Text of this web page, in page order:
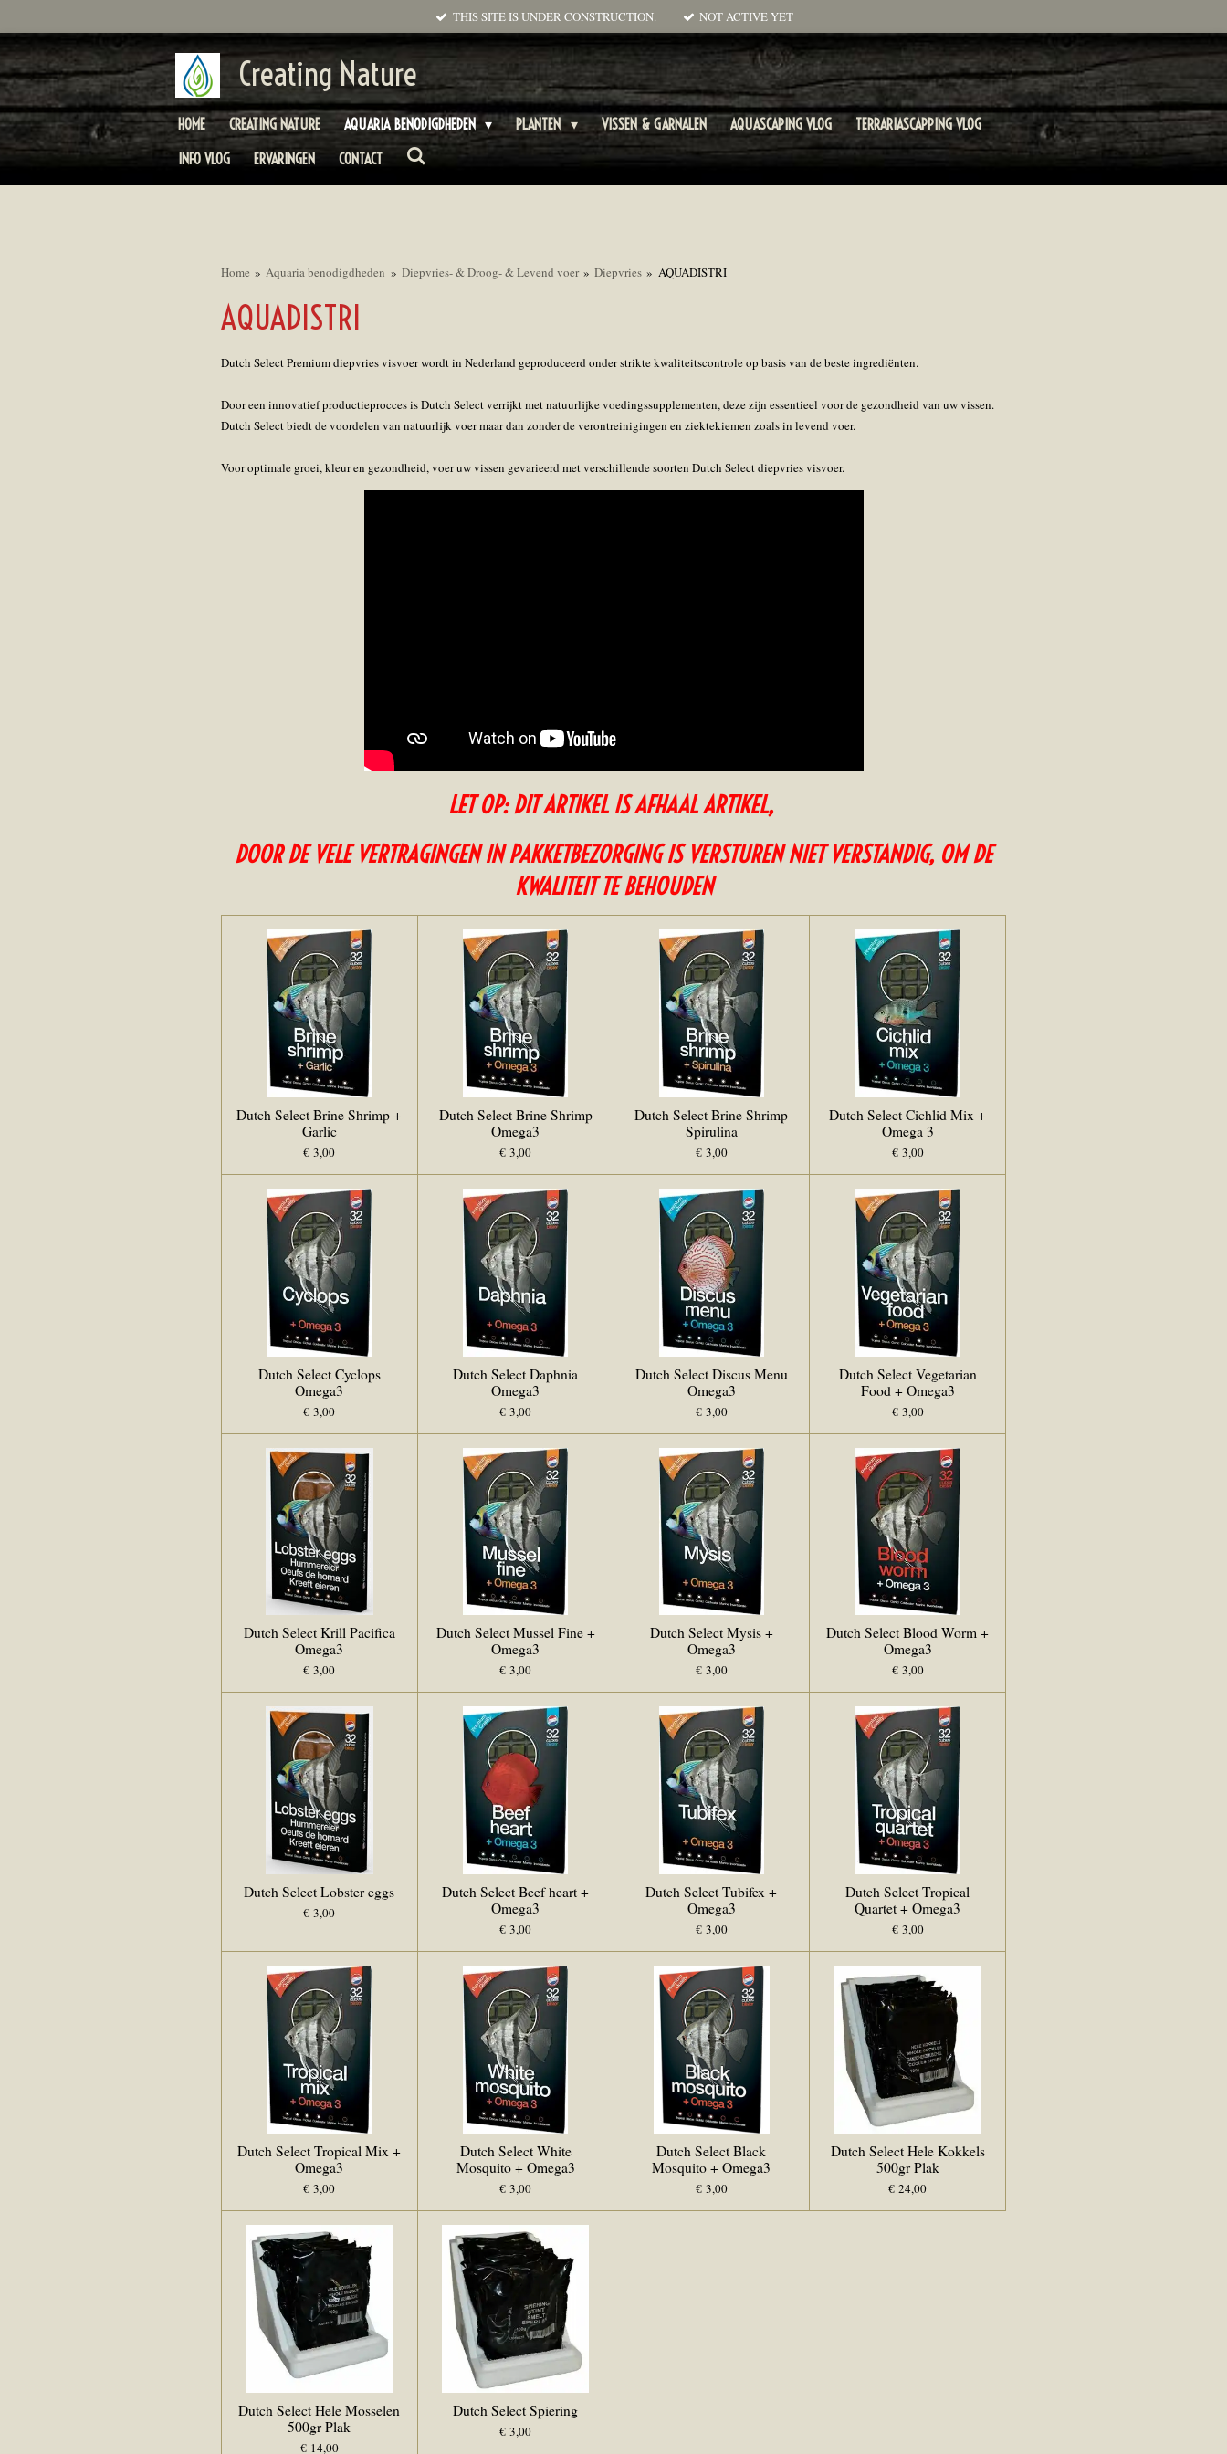
naar
de
hoofdinhoud
THIS SITE IS UNDER CONSTRUCTION. NOT ACTIVE YET
Creating Nature
HOME CREATING NATURE AQUARIA BENODIGDHEDEN PLANTEN VISSEN & GARNALEN AQUASCAPING VLOG
TERRARIASCAPPING VLOG
INFO VLOG
ERVARINGEN CONTACT
Home » Aquaria benodigdheden » Diepvries- & Droog- & Levend voer » Diepvries » AQUADISTRI
AQUADISTRI
Dutch Select Premium diepvries visvoer wordt in Nederland geproduceerd onder strikte kwaliteitscontrole op basis van de beste ingrediënten.
Door een innovatief productieprocces is Dutch Select verrijkt met natuurlijke voedingssupplementen, deze zijn essentieel voor de gezondheid van uw vissen.
Dutch Select biedt de voordelen van natuurlijk voer maar dan zonder de verontreinigingen en ziektekiemen zoals in levend voer.
Voor optimale groei, kleur en gezondheid, voer uw vissen gevarieerd met verschillende soorten Dutch Select diepvries visvoer.
LET OP: DIT ARTIKEL IS AFHAAL ARTIKEL,
DOOR DE VELE VERTRAGINGEN IN PAKKETBEZORGING IS VERSTUREN NIET VERSTANDIG, OM DE
KWALITEIT TE BEHOUDEN
Dutch Select Brine Shrimp +
Garlic
€ 3,00
Dutch Select Brine Shrimp
Omega3
€ 3,00
Dutch Select Brine Shrimp
Spirulina
€ 3,00
Dutch Select Cichlid Mix +
Omega 3
€ 3,00
Dutch Select Cyclops
Omega3
€ 3,00
Dutch Select Daphnia
Omega3
€ 3,00
Dutch Select Discus Menu
Omega3
€ 3,00
Dutch Select Vegetarian
Food + Omega3
€ 3,00
Dutch Select Krill Pacifica
Omega3
€ 3,00
Dutch Select Mussel Fine +
Omega3
€ 3,00
Dutch Select Mysis +
Omega3
€ 3,00
Dutch Select Blood Worm +
Omega3
€ 3,00
Dutch Select Lobster eggs
€ 3,00
Dutch Select Beef heart +
Omega3
€ 3,00
Dutch Select Tubifex +
Omega3
€ 3,00
Dutch Select Tropical
Quartet + Omega3
€ 3,00
Dutch Select Tropical Mix +
Omega3
€ 3,00
Dutch Select White
Mosquito + Omega3
€ 3,00
Dutch Select Black
Mosquito + Omega3
€ 3,00
Dutch Select Hele Kokkels
500gr Plak
€ 24,00
Dutch Select Hele Mosselen
500gr Plak
€ 14,00
Dutch Select Spiering
€ 3,00